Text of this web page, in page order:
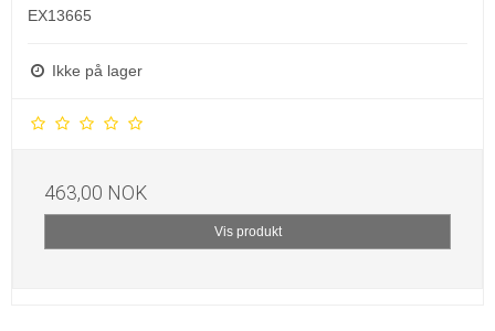
EX13665
Ikke på lager
463,00 NOK
Vis produkt